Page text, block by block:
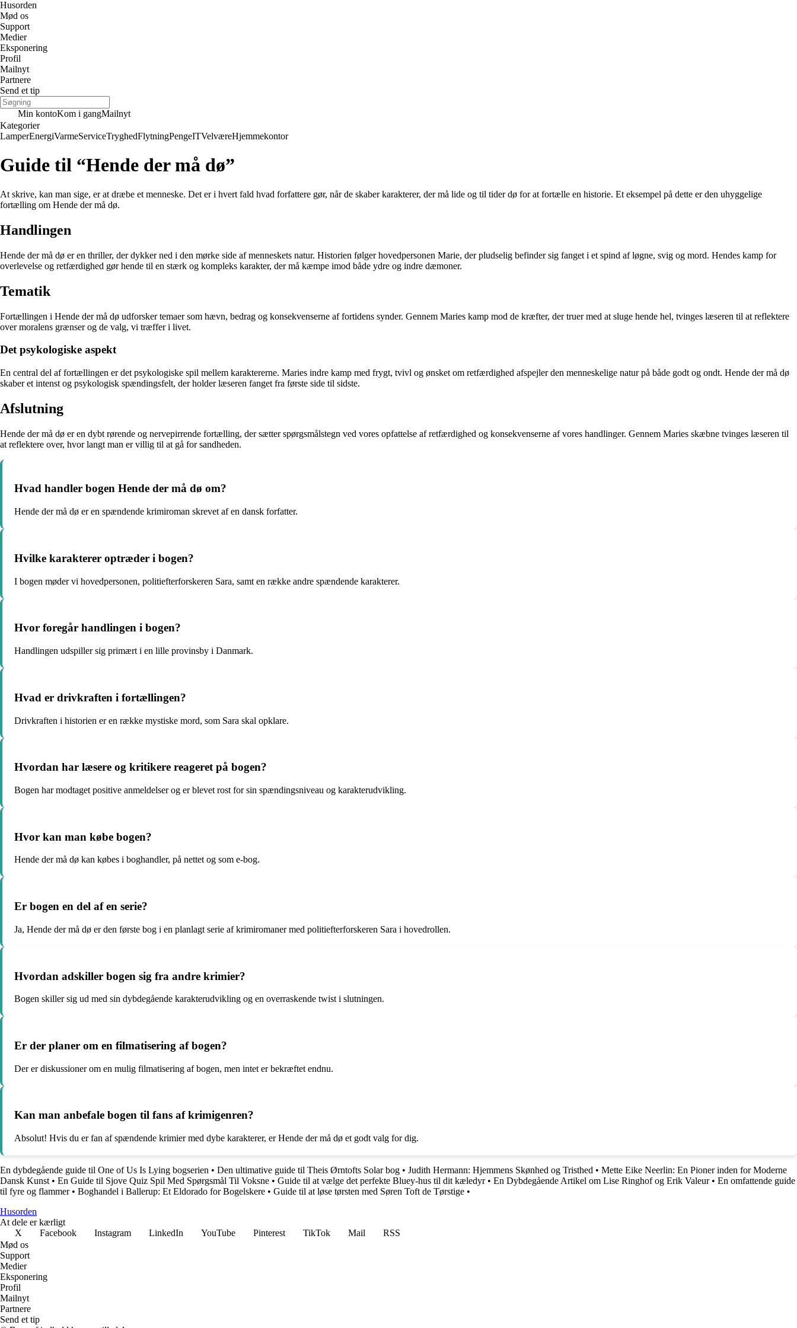
Husorden
Mød os
Support
Medier
Eksponering
Profil
Mailnyt
Partnere
Send et tip
Min kontoKom i gangMailnyt
Kategorier
LamperEnergiVarmeServiceTryghedFlytningPengeITVelværeHjemmekontor
Guide til “Hende der må dø”
At skrive, kan man sige, er at dræbe et menneske. Det er i hvert fald hvad forfattere gør, når de skaber karakterer, der må lide og til tider dø for at fortælle en historie. Et eksempel på dette er den uhyggelige
fortælling om Hende der må dø.
Handlingen
Hende der må dø er en thriller, der dykker ned i den mørke side af menneskets natur. Historien følger hovedpersonen Marie, der pludselig befinder sig fanget i et spind af løgne, svig og mord. Hendes kamp for
overlevelse og retfærdighed gør hende til en stærk og kompleks karakter, der må kæmpe imod både ydre og indre dæmoner.
Tematik
Fortællingen i Hende der må dø udforsker temaer som hævn, bedrag og konsekvenserne af fortidens synder. Gennem Maries kamp mod de kræfter, der truer med at sluge hende hel, tvinges læseren til at reflektere
over moralens grænser og de valg, vi træffer i livet.
Det psykologiske aspekt
En central del af fortællingen er det psykologiske spil mellem karaktererne. Maries indre kamp med frygt, tvivl og ønsket om retfærdighed afspejler den menneskelige natur på både godt og ondt. Hende der må dø
skaber et intenst og psykologisk spændingsfelt, der holder læseren fanget fra første side til sidste.
Afslutning
Hende der må dø er en dybt rørende og nervepirrende fortælling, der sætter spørgsmålstegn ved vores opfattelse af retfærdighed og konsekvenserne af vores handlinger. Gennem Maries skæbne tvinges læseren til
at reflektere over, hvor langt man er villig til at gå for sandheden.
Hvad handler bogen Hende der må dø om?
Hende der må dø er en spændende krimiroman skrevet af en dansk forfatter.
Hvilke karakterer optræder i bogen?
I bogen møder vi hovedpersonen, politiefterforskeren Sara, samt en række andre spændende karakterer.
Hvor foregår handlingen i bogen?
Handlingen udspiller sig primært i en lille provinsby i Danmark.
Hvad er drivkraften i fortællingen?
Drivkraften i historien er en række mystiske mord, som Sara skal opklare.
Hvordan har læsere og kritikere reageret på bogen?
Bogen har modtaget positive anmeldelser og er blevet rost for sin spændingsniveau og karakterudvikling.
Hvor kan man købe bogen?
Hende der må dø kan købes i boghandler, på nettet og som e-bog.
Er bogen en del af en serie?
Ja, Hende der må dø er den første bog i en planlagt serie af krimiromaner med politiefterforskeren Sara i hovedrollen.
Hvordan adskiller bogen sig fra andre krimier?
Bogen skiller sig ud med sin dybdegående karakterudvikling og en overraskende twist i slutningen.
Er der planer om en filmatisering af bogen?
Der er diskussioner om en mulig filmatisering af bogen, men intet er bekræftet endnu.
Kan man anbefale bogen til fans af krimigenren?
Absolut! Hvis du er fan af spændende krimier med dybe karakterer, er Hende der må dø et godt valg for dig.
En dybdegående guide til One of Us Is Lying bogserien • Den ultimative guide til Theis Ørntofts Solar bog • Judith Hermann: Hjemmens Skønhed og Tristhed • Mette Eike Neerlin: En Pioner inden for Moderne
Dansk Kunst • En Guide til Sjove Quiz Spil Med Spørgsmål Til Voksne • Guide til at vælge det perfekte Bluey-hus til dit kæledyr• En Dybdegående Artikel om Lise Ringhof og Erik Valeur• En omfattende guide
til fyre og flammer• Boghandel i Ballerup: Et Eldorado for Bogelskere • Guide til at løse tørsten med Søren Toft de Tørstige •
Husorden
At dele er kærligt
X
Facebook Instagram LinkedIn YouTube Pinterest TikTok Mail
RSS
Mød os
Support
Medier
Eksponering
Profil
Mailnyt
Partnere
Send et tip